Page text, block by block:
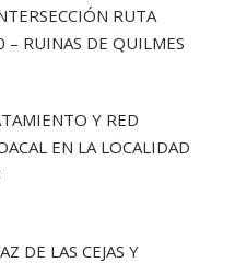
RUTA
– RUINAS DE QUILMES
Y RED
EN LA LOCALIDAD
DE LAS CEJAS Y